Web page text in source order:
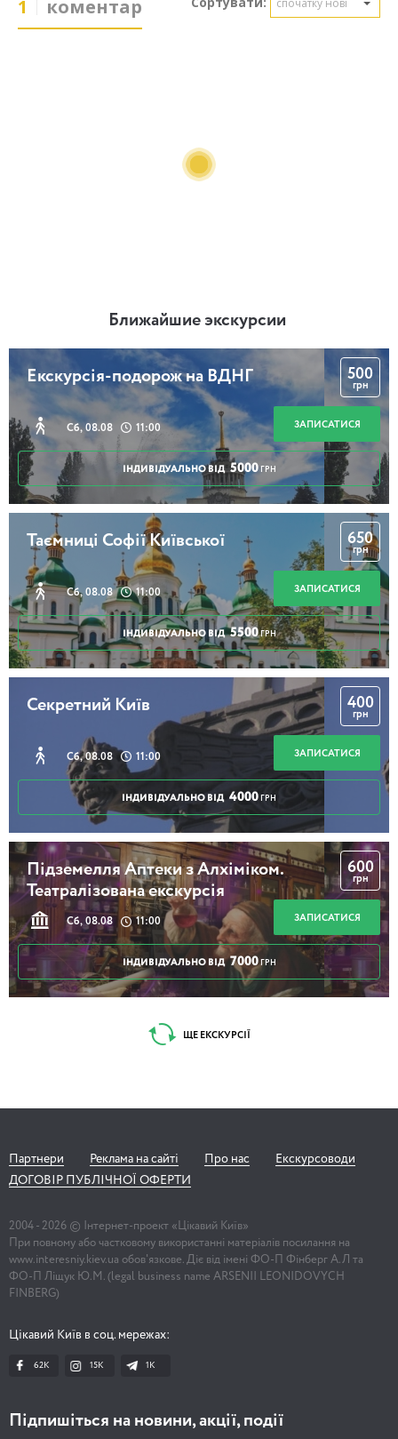
1 коментар
Ближайшие экскурсии
Екскурсія-подорож на ВДНГ
Сб, 08.08 11:00
500
грн
ЗАПИСАТИСЯ
ІНДИВІДУАЛЬНО ВІД 5000 ГРН
Таємниці Софії Київської
Сб, 08.08 11:00
650
грн
ЗАПИСАТИСЯ
ІНДИВІДУАЛЬНО ВІД 5500 ГРН
Секретний Київ
Сб, 08.08 11:00
400
грн
ЗАПИСАТИСЯ
ІНДИВІДУАЛЬНО ВІД 4000 ГРН
Підземелля Аптеки з Алхіміком.
Театралізована екскурсія
Сб, 08.08 11:00
600
грн
ЗАПИСАТИСЯ
ІНДИВІДУАЛЬНО ВІД 7000 ГРН
ЩЕ ЕКСКУРСІЇ
Партнери Реклама на сайті Про нас
Екскурсоводи
ДОГОВІР ПУБЛІЧНОЇ ОФЕРТИ
2004 - 2026 © Інтернет-проект «Цікавий Київ»
При повному або частковому використанні матеріалів посилання на
www.interesniy.kiev.ua обов'язкове. Діє від імені ФО-П Фінберг А.Л та
ФО-П Ліщук Ю.М. (legal business name ARSENII LEONIDOVYCH
FINBERG)
Цікавий Київ в соц. мережах:
62K 15K 1К
Підпишіться на новини, акції, події